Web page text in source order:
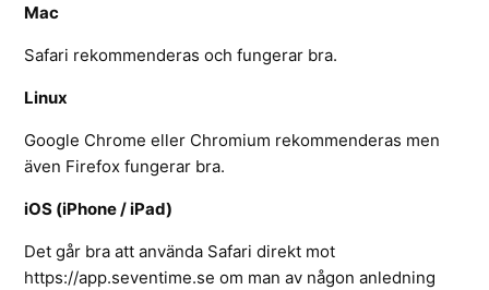
Mac
Safari rekommenderas och fungerar bra.
Linux
Google Chrome eller Chromium rekommenderas men
även Firefox fungerar bra.
iOS (iPhone / iPad)
Det går bra att använda Safari direkt mot
https://app.seventime.se om man av någon anledning